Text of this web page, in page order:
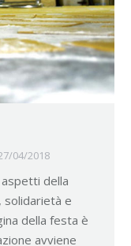
04/2018
della
solidarietà e
della festa è
avviene